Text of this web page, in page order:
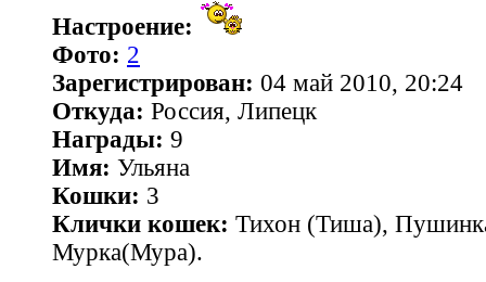
Настроение:
Фото: 2
Зарегистрирован: 04 май 2010, 20:24
Откуда: Россия, Липецк
Награды: 9
Имя: Ульяна
Кошки: 3
Клички кошек: Тихон (Тиша),
Мурка(Мура).